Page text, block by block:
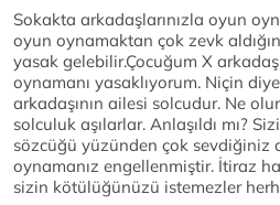
Sokakta arkadaşlarınızla oyun
oyun oynamaktan çok zevk
yasak gelebilir.Çocuğum X
oynamanı yasaklıyorum. Niçin
arkadaşının ailesi solcudur. Ne
solculuk aşılarlar. Anlaşıldı mı?
sözcüğü yüzünden çok sevdiğiniz
oynamanız engellenmiştir. İtiraz
sizin kötülüğünüzü istemezler